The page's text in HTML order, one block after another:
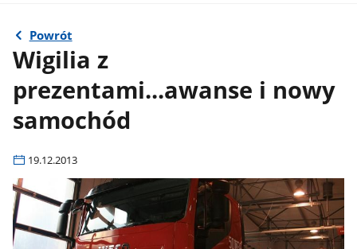
Powrót
Wigilia z
prezentami...awanse i nowy
samochód
19.12.2013